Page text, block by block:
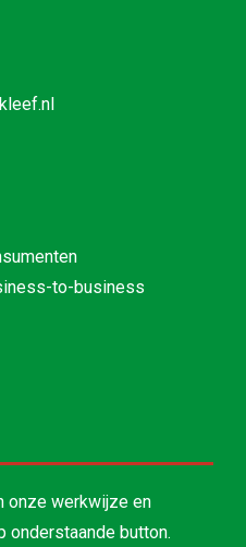
to-business
onze werkwijze en
onderstaande button.